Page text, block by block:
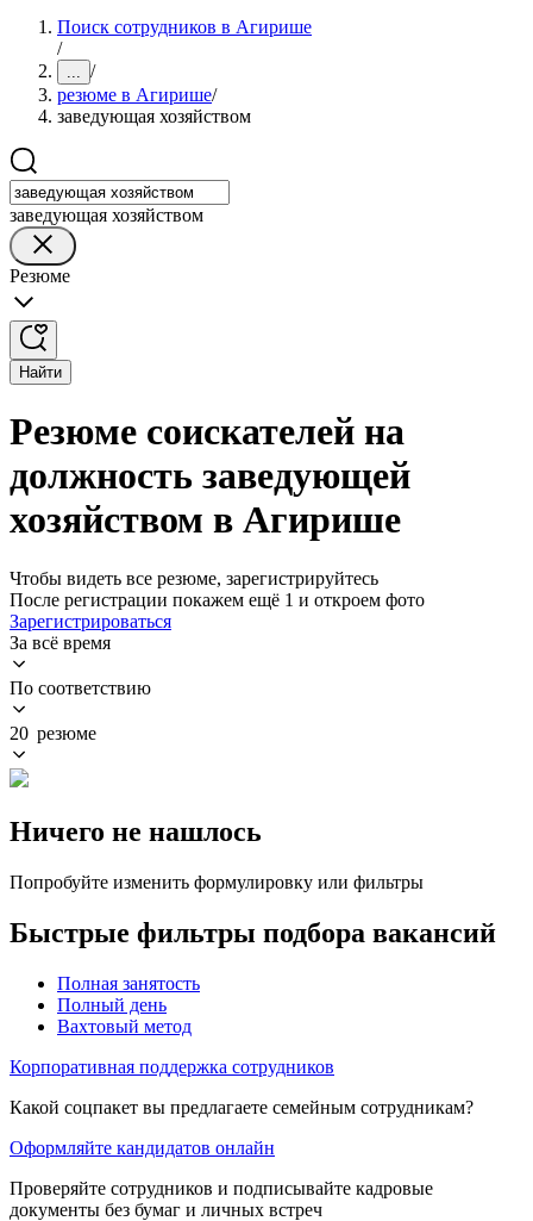
Поиск сотрудников в Агирише
/
... /
резюме в Агирише/
заведующая хозяйством
заведующая хозяйством
Резюме
Найти
Резюме соискателей на
должность заведующей
хозяйством в Агирише
Чтобы видеть все резюме, зарегистрируйтесь
После регистрации покажем ещё 1 и откроем фото
Зарегистрироваться
За всё время
По соответствию
20 резюме
Ничего не нашлось
Попробуйте изменить формулировку или фильтры
Быстрые фильтры подбора вакансий
Полная занятость
Полный день
Вахтовый метод
Корпоративная поддержка сотрудников
Какой соцпакет вы предлагаете семейным сотрудникам?
Оформляйте кандидатов онлайн
Проверяйте сотрудников и подписывайте кадровые
документы без бумаг и личных встреч